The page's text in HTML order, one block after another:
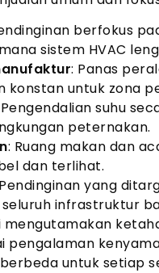
berfokus
sistem HVAC
: Panas
konstan untuk zona
suhu
peternakan.
: Ruang makan dan
dan terlihat.
yang
infrastruktur
mengutamakan
pengalaman
untuk setiap